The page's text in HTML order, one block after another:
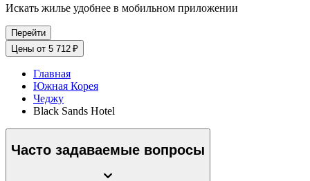
Искать жилье удобнее в мобильном приложении
Перейти
Цены от 5 712 ₽
Главная
Южная Корея
Чеджу
Black Sands Hotel
Часто задаваемые вопросы